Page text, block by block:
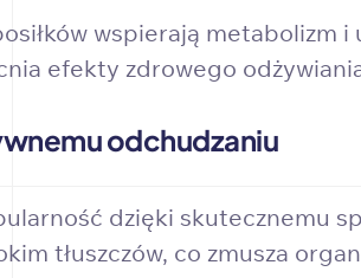
wspierają metabolizm
efekty zdrowego
odchudzaniu
dzięki skutecznemu
tłuszczów, co zmusza